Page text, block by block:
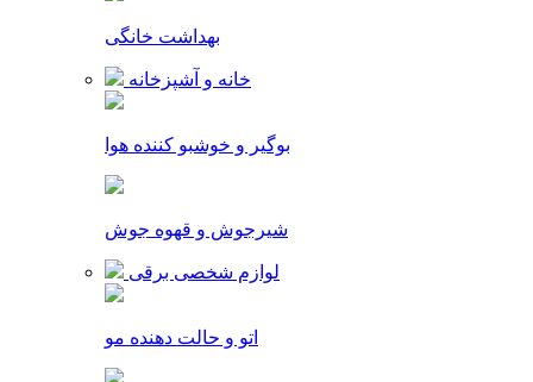
بهداشت خانگی
خانه و آشپزخانه
بوگیر و خوشبو کننده هوا
شیرجوش و قهوه جوش
لوازم شخصی برقی
اتو و حالت دهنده مو